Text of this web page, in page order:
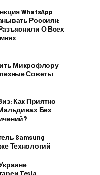
WhatsApp
Россиян:
О Всех
Микрофлору
Советы
Как Приятно
Без
Samsung
Технологий
Tesla